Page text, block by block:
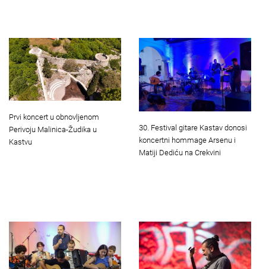
Prvi koncert u obnovljenom
Perivoju Malinica-Žudika u
Kastvu
30. Festival gitare Kastav donosi
koncertni hommage Arsenu i
Matiji Dediću na Crekvini